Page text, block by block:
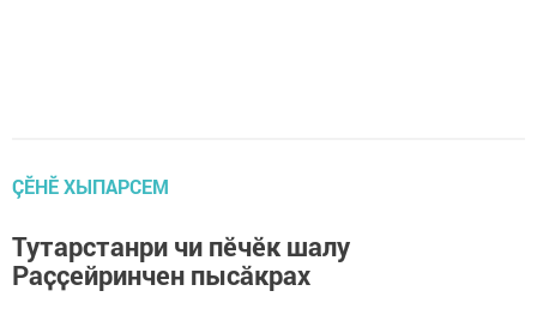
ÇӖНӖ ХЫПАРСЕМ
Тутарстанри чи пӗчӗк шалу
Раҫҫейринчен пысӑкрах